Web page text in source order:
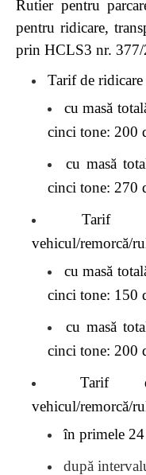
Rutier pentru
pentru ridicare,
prin HCLS3 nr.
Tarif de
cu masă
cinci tone: 200
cu masă
cinci tone: 270
Tarif
vehicul/remorcă/
cu masă
cinci tone: 150
cu masă
cinci tone: 200
Tarif
vehicul/remorcă/
în primele
după